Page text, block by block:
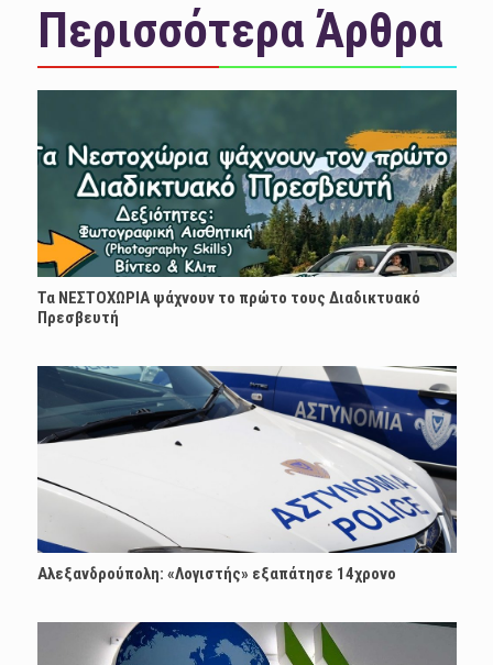
Περισσότερα Άρθρα
Τα ΝΕΣΤΟΧΩΡΙΑ ψάχνουν το πρώτο τους Διαδικτυακό
Πρεσβευτή
Αλεξανδρούπολη: «Λογιστής» εξαπάτησε 14χρονο